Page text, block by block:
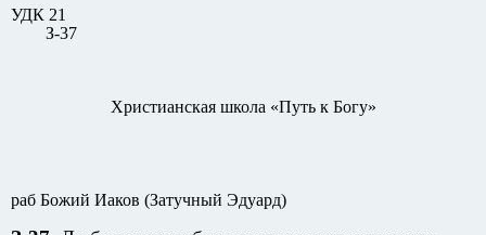
УДК 21
З-37
Христианская школа «Путь к Богу»
раб Божий Иаков (Затучный Эдуард)